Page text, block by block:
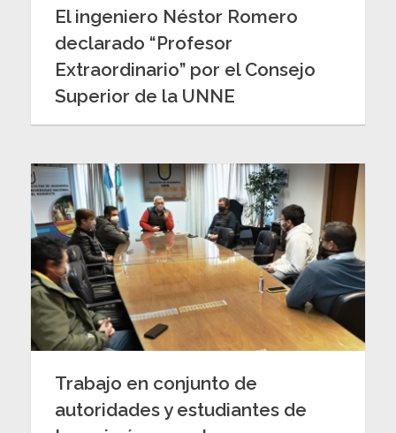
El ingeniero Néstor Romero
declarado “Profesor
Extraordinario” por el Consejo
Superior de la UNNE
Trabajo en conjunto de
autoridades y estudiantes de